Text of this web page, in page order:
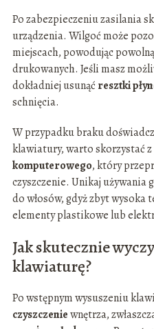
Po zabezpieczeniu zasilania
urządzenia. Wilgoć może
miejscach, powodując powolną
drukowanych. Jeśli masz
dokładniej usunąć resztki
schnięcia.
W przypadku braku
klawiatury, warto skorzystać
komputerowego, który
czyszczenie. Unikaj używania
do włosów, gdyż zbyt wysoka
elementy plastikowe lub
Jak skutecznie
klawiaturę?
Po wstępnym wysuszeniu
czyszczeniewnętrza,